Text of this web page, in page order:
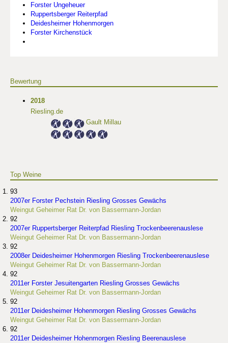
Forster Ungeheuer
Ruppertsberger Reiterpfad
Deidesheimer Hohenmorgen
Forster Kirchenstück
Bewertung
2018
Riesling.de
Gault Millau
Top Weine
93
2007er Forster Pechstein Riesling Grosses Gewächs
Weingut Geheimer Rat Dr. von Bassermann-Jordan
92
2007er Ruppertsberger Reiterpfad Riesling Trockenbeerenauslese
Weingut Geheimer Rat Dr. von Bassermann-Jordan
92
2008er Deidesheimer Hohenmorgen Riesling Trockenbeerenauslese
Weingut Geheimer Rat Dr. von Bassermann-Jordan
92
2011er Forster Jesuitengarten Riesling Grosses Gewächs
Weingut Geheimer Rat Dr. von Bassermann-Jordan
92
2011er Deidesheimer Hohenmorgen Riesling Grosses Gewächs
Weingut Geheimer Rat Dr. von Bassermann-Jordan
92
2011er Deidesheimer Hohenmorgen Riesling Beerenauslese